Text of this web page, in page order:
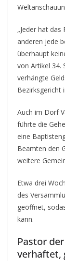
„Jeder hat
anderen jede
überhaupt
von Artikel 34.
verhängte
Bezirksgericht
Auch im Dorf
führte die
eine
Beamten den
weitere
Etwa drei
des
geöffnet,
kann.
Pastor
verhaftet,